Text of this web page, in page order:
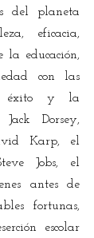
del planeta
eficacia,
la educación,
con las
éxito y la
Dorsey,
Karp, el
Jobs, el
antes de
fortunas,
escolar